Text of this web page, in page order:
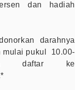
dan hadiah
darahnya
mulai pukul 10.00-
daftar ke